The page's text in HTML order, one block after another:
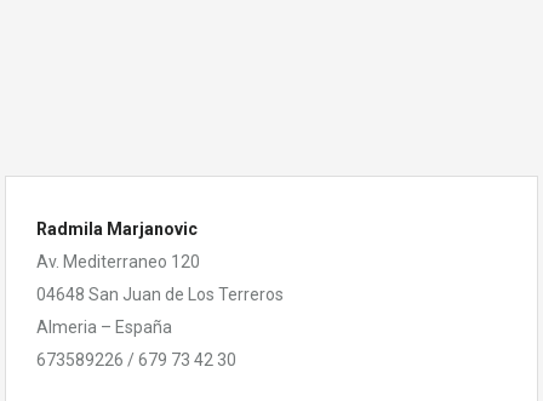
Radmila Marjanovic
Av. Mediterraneo 120
04648 San Juan de Los Terreros
Almeria – España
673589226 / 679 73 42 30